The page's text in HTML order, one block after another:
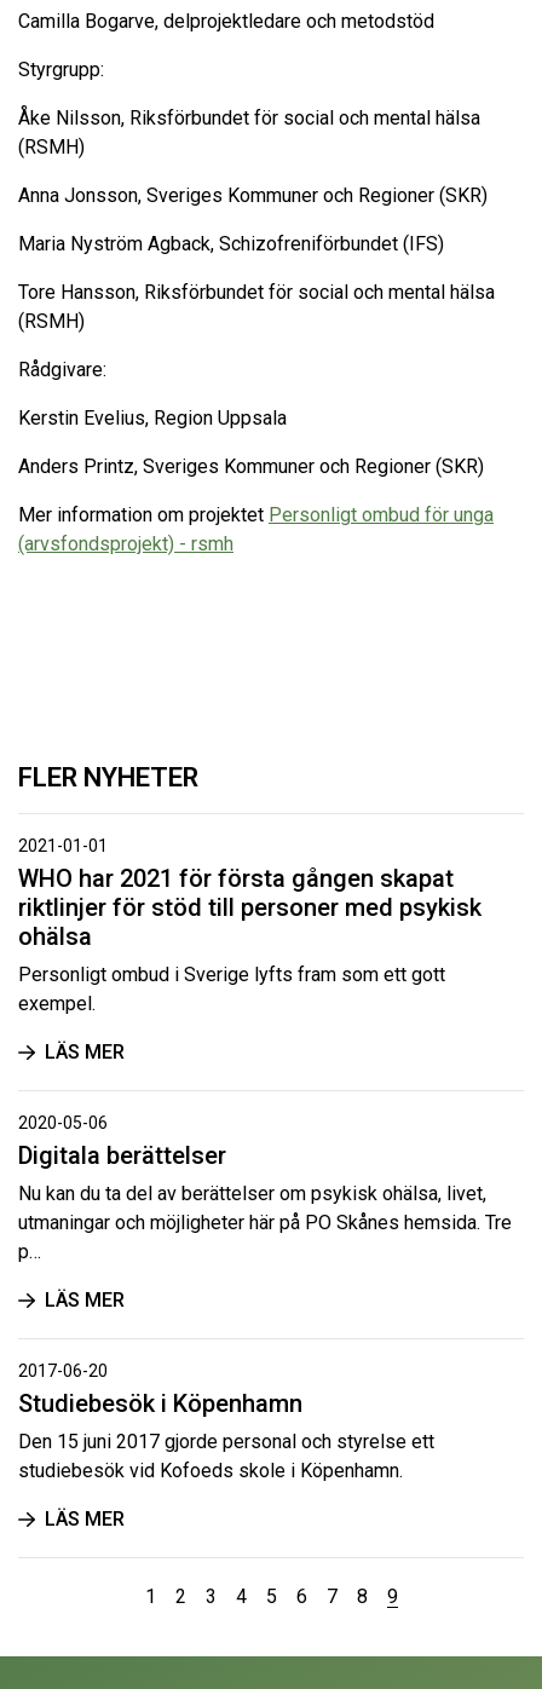
Camilla Bogarve, delprojektledare och metodstöd
Styrgrupp:
Åke Nilsson, Riksförbundet för social och mental hälsa
(RSMH)
Anna Jonsson, Sveriges Kommuner och Regioner (SKR)
Maria Nyström Agback, Schizofreniförbundet (IFS)
Tore Hansson, Riksförbundet för social och mental hälsa
(RSMH)
Rådgivare:
Kerstin Evelius, Region Uppsala
Anders Printz, Sveriges Kommuner och Regioner (SKR)
Mer information om projektet Personligt ombud för unga
(arvsfondsprojekt) - rsmh
FLER NYHETER
2021-01-01
WHO har 2021 för första gången skapat
riktlinjer för stöd till personer med psykisk
ohälsa
Personligt ombud i Sverige lyfts fram som ett gott
exempel.
LÄS MER
2020-05-06
Digitala berättelser
Nu kan du ta del av berättelser om psykisk ohälsa, livet,
utmaningar och möjligheter här på PO Skånes hemsida. Tre
p…
LÄS MER
2017-06-20
Studiebesök i Köpenhamn
Den 15 juni 2017 gjorde personal och styrelse ett
studiebesök vid Kofoeds skole i Köpenhamn.
LÄS MER
1 2 3 4 5 6 7 8 9